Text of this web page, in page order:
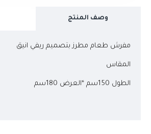
وصف المنتج
مفرش طعام مطرز بتصميم ريفي انيق
المقاس
الطول 150سم *العرض 180سم